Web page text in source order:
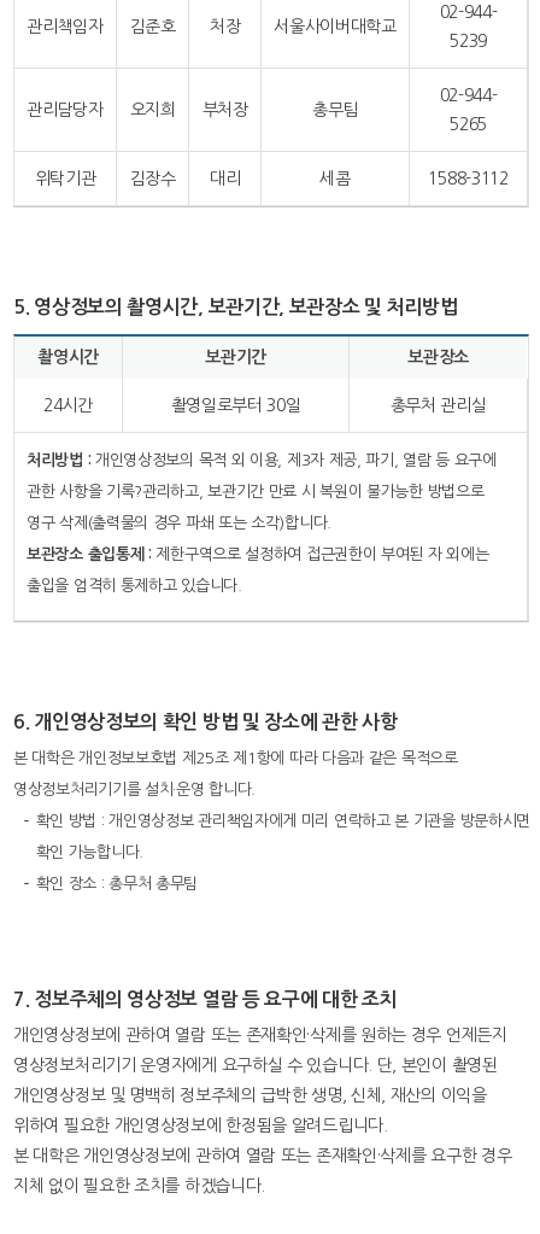
관리책임자 김준호 처장 서울사이버대학교
02-944-
5239
관리담당자 오지희 부처장 총무팀
02-944-
5265
위탁기관 김장수 대리 세콤 1588-3112
5. 영상정보의 촬영시간, 보관기간, 보관장소 및 처리방법
촬영시간 보관기간 보관장소
24시간 촬영일로부터 30일 총무처 관리실
처리방법 : 개인영상정보의 목적 외 이용, 제3자 제공, 파기, 열람 등 요구에
관한 사항을 기록?관리하고, 보관기간 만료 시 복원이 불가능한 방법으로
영구 삭제(출력물의 경우 파쇄 또는 소각)합니다.
보관장소 출입통제 : 제한구역으로 설정하여 접근권한이 부여된 자 외에는
출입을 엄격히 통제하고 있습니다.
6. 개인영상정보의 확인 방법 및 장소에 관한 사항
본 대학은 개인정보보호법 제25조 제1항에 따라 다음과 같은 목적으로
영상정보처리기기를 설치·운영 합니다.
확인 방법 : 개인영상정보 관리책임자에게 미리 연락하고 본 기관을 방문하시면
확인 가능합니다.
확인 장소 : 총무처 총무팀
7. 정보주체의 영상정보 열람 등 요구에 대한 조치
개인영상정보에 관하여 열람 또는 존재확인·삭제를 원하는 경우 언제든지
영상정보처리기기 운영자에게 요구하실 수 있습니다. 단, 본인이 촬영된
개인영상정보 및 명백히 정보주체의 급박한 생명, 신체, 재산의 이익을
위하여 필요한 개인영상정보에 한정됨을 알려드립니다.
본 대학은 개인영상정보에 관하여 열람 또는 존재확인·삭제를 요구한 경우
지체 없이 필요한 조치를 하겠습니다.